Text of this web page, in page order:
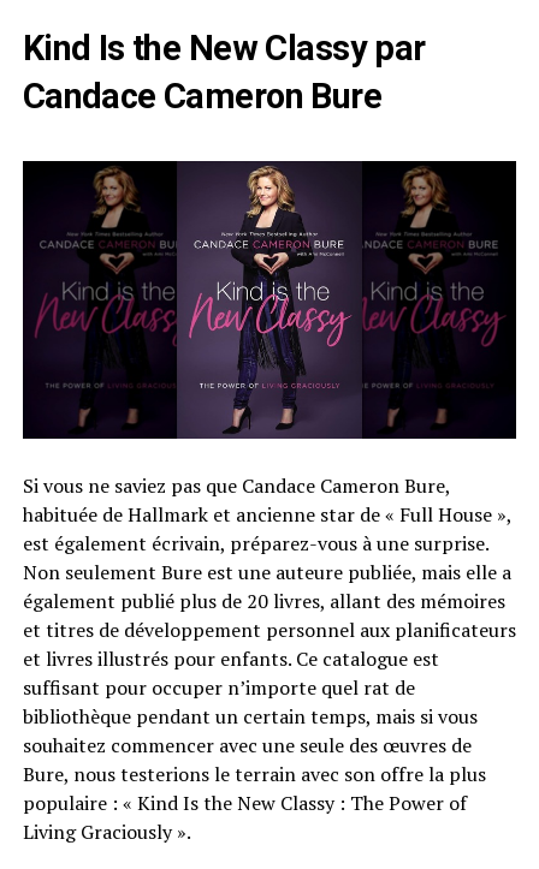
Kind Is the New Classy par
Candace Cameron Bure
Si vous ne saviez pas que Candace Cameron Bure,
habituée de Hallmark et ancienne star de « Full House »,
est également écrivain, préparez-vous à une surprise.
Non seulement Bure est une auteure publiée, mais elle a
également publié plus de 20 livres, allant des mémoires
et titres de développement personnel aux planificateurs
et livres illustrés pour enfants. Ce catalogue est
suffisant pour occuper n’importe quel rat de
bibliothèque pendant un certain temps, mais si vous
souhaitez commencer avec une seule des œuvres de
Bure, nous testerions le terrain avec son offre la plus
populaire : « Kind Is the New Classy : The Power of
Living Graciously ».